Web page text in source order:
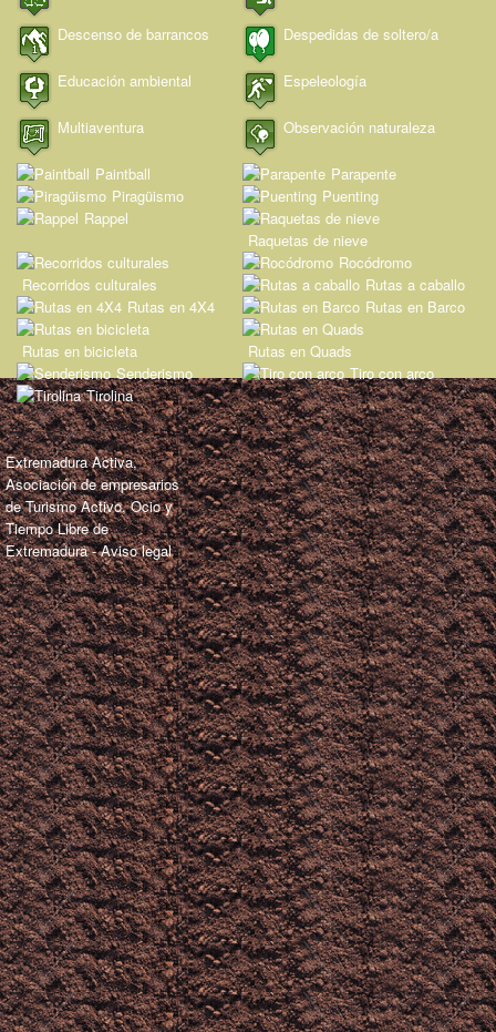
Descenso de barrancos Despedidas de soltero/a
Educación ambiental Espeleología
Multiaventura Observación naturaleza
Paintball
Parapente
Piragüismo
Puenting
Rappel
Raquetas de nieve
Recorridos culturales
Rocódromo
Rutas a caballo
Rutas en 4X4
Rutas en Barco
Rutas en bicicleta
Rutas en Quads
Senderismo
Tiro con arco
Tirolina
Extremadura Activa,
Asociación de empresarios
de Turismo Activo, Ocio y
Tiempo Libre de
Extremadura -Aviso legal